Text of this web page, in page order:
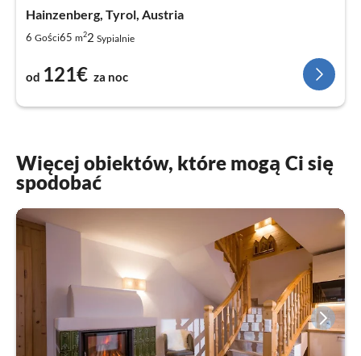
Hainzenberg, Tyrol, Austria
6 Gości65 m22 Sypialnie
od 121€ za noc
Więcej obiektów, które mogą Ci się
spodobać